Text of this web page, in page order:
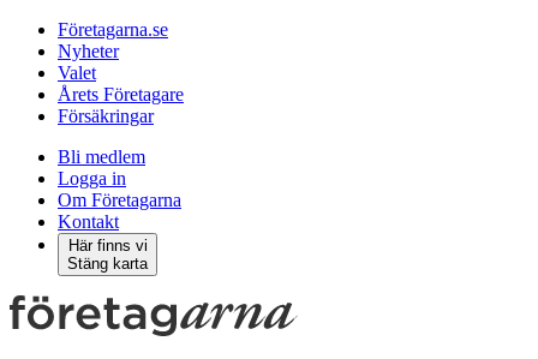
Företagarna.se
Nyheter
Valet
Årets Företagare
Försäkringar
Bli medlem
Logga in
Om Företagarna
Kontakt
Här finns vi
Stäng karta